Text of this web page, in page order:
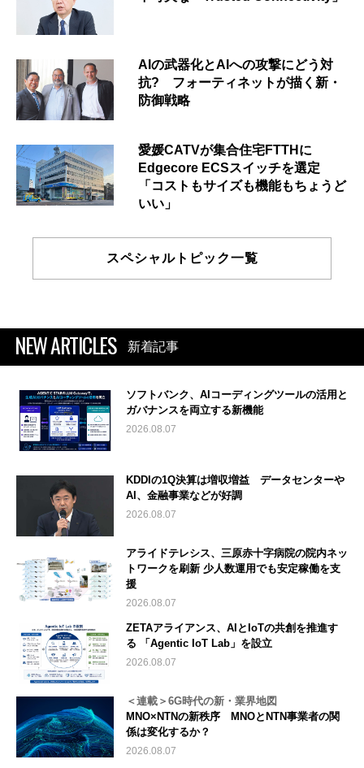
AIの武器化とAIへの攻撃にどう対
抗? フォーティネットが描く新・
防御戦略
愛媛CATVが集合住宅FTTHに
Edgecore ECSスイッチを選定
「コストもサイズも機能もちょうど
いい」
スペシャルトピック一覧
NEW ARTICLES 新着記事
ソフトバンク、AIコーディングツールの活用と
ガバナンスを両立する新機能
2026.08.07
KDDIの1Q決算は増収増益 データセンターや
AI、金融事業などが好調
2026.08.07
アライドテレシス、三原赤十字病院の院内ネッ
トワークを刷新 少人数運用でも安定稼働を支
援
2026.08.07
ZETAアライアンス、AIとIoTの共創を推進す
る 「Agentic IoT Lab」を設立
2026.08.07
＜連載＞6G時代の新・業界地図
MNO×NTNの新秩序 MNOとNTN事業者の関
係は変化するか？
2026.08.07